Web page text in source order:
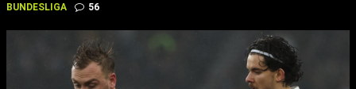
BUNDESLIGA 56